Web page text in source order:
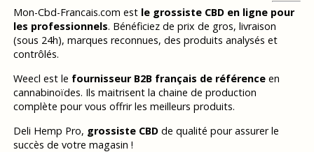
Mon-Cbd-Francais.com est le grossiste CBD en ligne pour
les professionnels. Bénéficiez de prix de gros, livraison
(sous 24h), marques reconnues, des produits analysés et
contrôlés.
Weecl est le fournisseur B2B français de référenceen
cannabinoïdes. Ils maitrisent la chaine de production
complète pour vous offrir les meilleurs produits.
Deli Hemp Pro, grossiste CBDde qualité pour assurer le
succès de votre magasin !